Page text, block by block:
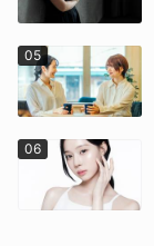
05
06